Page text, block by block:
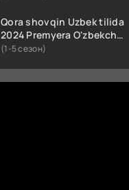
Qora shovqin Uzbek tilida
2024 Premyera O'zbekcha
tarjima kino HD skachat
(1-5 сезон)